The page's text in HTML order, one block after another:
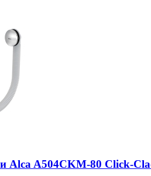
Alca A504CKM-80 Click-